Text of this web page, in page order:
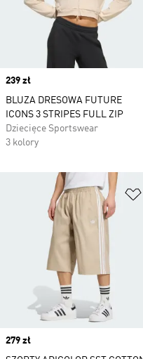
Price
239 zł
BLUZA DRESOWA FUTURE
ICONS 3 STRIPES FULL ZIP
Dziecięce Sportswear
3 kolory
Price
279 zł